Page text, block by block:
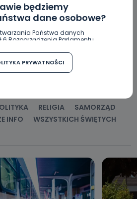
będziemy
dane osobowe?
Państwa danych
6 Rozporządzenia Parlamentu
fizycznych w związku z
osobowych w sprawie
takich danych oraz uchylenia
cofnięcia zgody?
jest dobrowolne, nie jest
lub umownym oraz nie stanowi
Cofnięcie zgody jest możliwe
to związane z żadnymi
w miejscowości Ostrów
ul. Wolności 19.
przekazać
PRYWATNOŚCI
CIEKAWOSTKI
RELIGIA
SAMORZĄD
INFO
WSZYSTKICH ŚWIĘTYCH